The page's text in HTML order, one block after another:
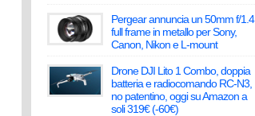
Pergear annuncia un 50mm f/1.4
full frame in metallo per Sony,
Canon, Nikon e L-mount
Drone DJI Lito 1 Combo, doppia
batteria e radiocomando RC-N3,
no patentino, oggi su Amazon a
soli 319€ (-60€)